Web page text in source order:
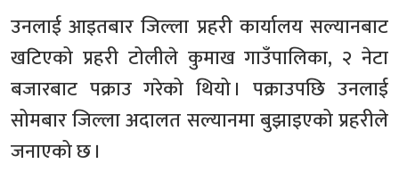
उनलाई आइतबार जिल्ला प्रहरी कार्यालय सल्यानबाट
खटिएको प्रहरी टोलीले कुमाख गाउँपालिका, २ नेटा
बजारबाट पक्राउ गरेको थियो । पक्राउपछि उनलाई
सोमबार जिल्ला अदालत सल्यानमा बुझाइएको प्रहरीले
जनाएको छ ।